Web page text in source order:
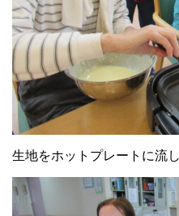
生地をホットプレートに流